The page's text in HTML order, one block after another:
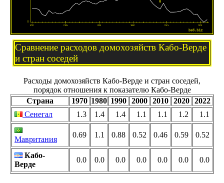
Сравнение расходов домохозяйств Кабо-Верде
и стран соседей
Расходы домохозяйств Кабо-Верде и стран соседей,
порядок отношения к показателю Кабо-Верде
Страна
1970 1980 1990 2000 2010 2020 2022
Сенегал
1.3 1.4 1.4 1.1 1.1 1.2 1.1
Мавритания
0.69 1.1 0.88 0.52 0.46 0.59 0.52
Кабо-
Верде
0.0 0.0 0.0 0.0 0.0 0.0 0.0